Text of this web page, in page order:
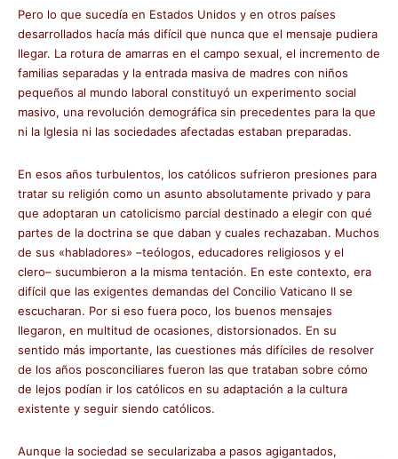
Pero lo que sucedía en Estados Unidos y en otros países
desarrollados hacía más difícil que nunca que el mensaje pudiera
llegar. La rotura de amarras en el campo sexual, el incremento de
familias separadas y la entrada masiva de madres con niños
pequeños al mundo laboral constituyó un experimento social
masivo, una revolución demográfica sin precedentes para la que
ni la Iglesia ni las sociedades afectadas estaban preparadas.
En esos años turbulentos, los católicos sufrieron presiones para
tratar su religión como un asunto absolutamente privado y para
que adoptaran un catolicismo parcial destinado a elegir con qué
partes de la doctrina se que daban y cuales rechazaban. Muchos
de sus «habladores» –teólogos, educadores religiosos y el
clero– sucumbieron a la misma tentación. En este contexto, era
difícil que las exigentes demandas del Concilio Vaticano II se
escucharan. Por si eso fuera poco, los buenos mensajes
llegaron, en multitud de ocasiones, distorsionados. En su
sentido más importante, las cuestiones más difíciles de resolver
de los años posconciliares fueron las que trataban sobre cómo
de lejos podían ir los católicos en su adaptación a la cultura
existente y seguir siendo católicos.
Aunque la sociedad se secularizaba a pasos agigantados,